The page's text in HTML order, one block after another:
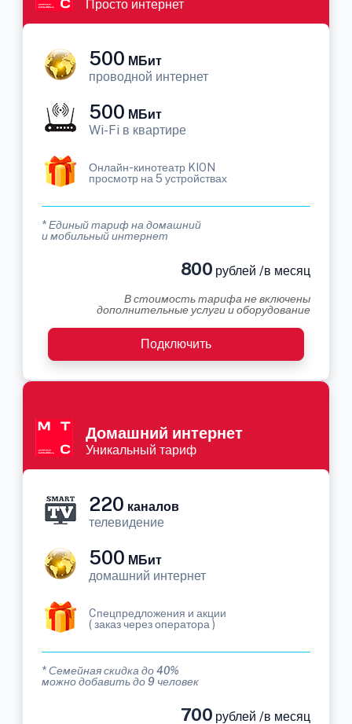
Просто интернет
500 МБит
проводной интернет
500 МБит
Wi-Fi в квартире
Онлайн-кинотеатр KION
просмотр на 5 устройствах
* Единый тариф на домашний
и мобильный интернет
800 рублей /в месяц
В стоимость тарифа не включены
дополнительные услуги и оборудование
Подключить
Домашний интернет
Уникальный тариф
220 каналов
телевидение
500 МБит
домашний интернет
Cпецпредложения и акции
( заказ через оператора )
* Семейная скидка до 40%
можно добавить до 9 человек
700 рублей /в месяц